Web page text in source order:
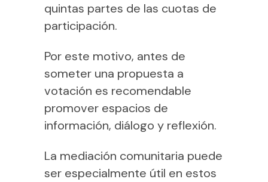
quintas partes de las cuotas de
participación.
Por este motivo, antes de
someter una propuesta a
votación es recomendable
promover espacios de
información, diálogo y reflexión.
La mediación comunitaria puede
ser especialmente útil en estos